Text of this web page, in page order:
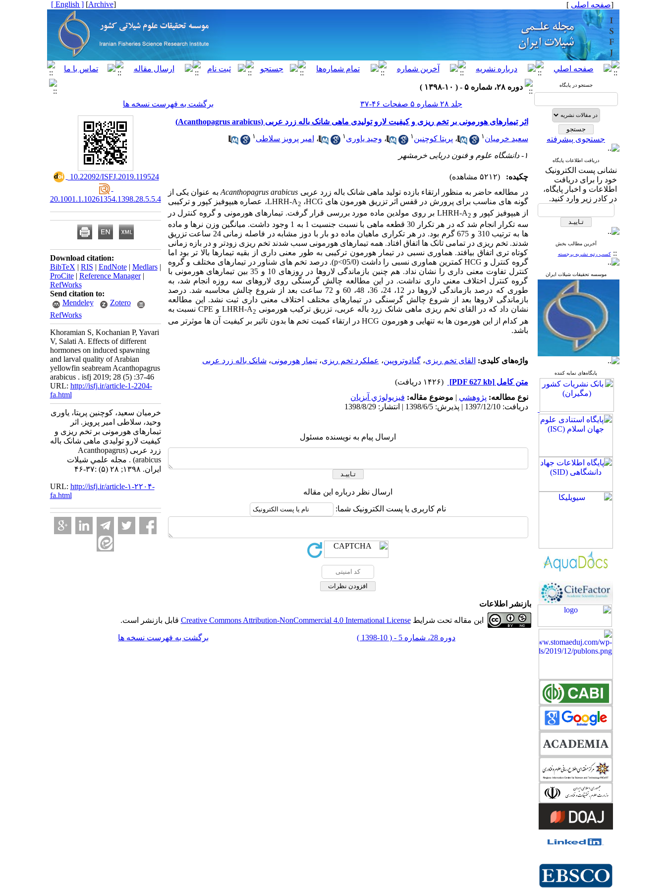
[صفحه اصلی ]
[
Archive
]
[ English ]
جستجو در پایگاه
جستجوی پیشرفته
دریافت اطلاعات پایگاه
نشانی پست الکترونیک
خود را برای دریافت
اطلاعات و اخبار پایگاه،
در کادر زیر وارد کنید.
آخرین مطالب بخش
::کسب رتبه نشریه برجسته
موسسه تحقیقات شیلات ایران
پایگاه‌های نمایه کننده
دوره ۲۸، شماره ۵ - ( ۱۰-۱۳۹۸ )
جلد ۲۸ شماره ۵ صفحات ۴۶-۳۷
برگشت به فهرست نسخه ها
اثر تیمارهای هورمونی بر تخم ریزی و کیفیت لارو تولیدی ماهی شانک باله زرد عربی (Acanthopagrus arabicus)
سعید خرمیان ۱ ، پریتا کوچنین ۱ ، وحید یاوری ۱ ، امیر پرویز سلاطی ۱
۱- دانشگاه علوم و فنون دریایی خرمشهر
چکیده:
(۵۲۱۲ مشاهده)
در مطالعه حاضر به منظور ارتقاء بازده تولید ماهی شانک باله زرد عربی Acanthopagrus arabicusبه عنوان یکی از
گونه های مناسب برای پرورش در قفس اثر تزریق هورمون های HCG، LHRH-A2
، عصاره هیپوفیز کپور و ترکیبی
از هیپوفیز کپور و
LHRH-A2
بر روی مولدین ماده مورد بررسی قرار گرفت. تیمارهای هورمونی و گروه کنترل در
سه تکرار انجام شد که در هر تکرار 30 قطعه ماهی با نسبت جنسیت 1 به 1 وجود داشت. میانگین وزن نرها و ماده
ها به ترتیب 310 و 675 گرم بود. در هر تکراری ماهیان ماده دو بار با دوز مشابه در فاصله زمانی 24 ساعت تزریق
شدند. تخم ریزی در تمامی تانک ها اتفاق افتاد. همه تیمارهای هورمونی سبب شدند تخم ریزی زودتر و در بازه زمانی
کوتاه تری اتفاق بیافتد. هماوری نسبی در تیمار هورمون ترکیبی به طور معنی داری از بقیه تیمارها بالا تر بود اما
گروه کنترل و HCG کمترین هماوری نسبی را داشت (05/0> p). درصد تخم های شناور در تیمارهای مختلف و گروه
کنترل تفاوت معنی داری را نشان نداد. هم چنین بازماندگی لاروها در روزهای 10 و 35 بین تیمارهای هورمونی با
گروه کنترل اختلاف معنی داری نداشت. در این مطالعه چالش گرسنگی روی لاروهای سه روزه انجام شد، به
طوری که درصد بازماندگی لاروها در 12، 24، 36، 48، 60 و 72 ساعت بعد از شروع چالش محاسبه شد. درصد
بازماندگی لاروها بعد از شروع چالش گرسنگی در تیمارهای مختلف اختلاف معنی داری ثبت نشد. این مطالعه
نشان داد که در القای تخم ریزی ماهی شانک زرد باله عربی، تزریق ترکیب هورمونی
LHRH-A2 و CPEنسبت به
هر کدام از این هورمون ها به تنهایی و هورمون HCGدر ارتقاء کمیت تخم ها بدون تاثیر بر کیفیت آن ها موثرتر می
باشد.
واژه‌های کلیدی: القای تخم ریزی،گنادوتروپین، عملکرد تخم ریزی،تیمار هورمونی، شانک باله زرد عربی
متن کامل[PDF 627 kb]
(۱۴۲۶ دریافت)
نوع مطالعه: پژوهشي | موضوع مقاله: فيزيولوژي آبزيان
دریافت: 1397/12/10 | پذیرش: 1398/6/5 | انتشار: 1398/8/29
ارسال پیام به نویسنده مسئول
ارسال نظر درباره این مقاله
نام کاربری یا پست الکترونیک شما:
‎ 10.22092/ISFJ.2019.119524
20.1001.1.10261354.1398.28.5.5.4
Download citation:
BibTeX | RIS | EndNote| Medlars|
ProCite| Reference Manager|
RefWorks
Send citation to:
Mendeley
Zotero
RefWorks
Khoramian S, Kochanian P, Yavari
V, Salati A. Effects of different
hormones on induced spawning
and larval quality of Arabian
yellowfin seabream Acanthopagrus
arabicus . isfj 2019; 28 (5) :37-46
URL: http://isfj.ir/article-1-2204-
fa.html
خرمیان سعید، کوچنین پریتا، یاوری
وحید، سلاطی امیر پرویز. اثر
تیمارهای هورمونی بر تخم ریزی و
کیفیت لارو تولیدی ماهی شانک باله
زرد عربی (Acanthopagrus
arabicus) . مجله علمي شيلات
ايران. ۱۳۹۸; ۲۸ (۵) :۳۷-۴۶
URL: http://isfj.ir/article-۱-۲۲۰۴-
fa.html
بازنشر اطلاعات
این مقاله تحت شرایطCreative Commons Attribution-NonCommercial 4.0 International License قابل بازنشر است.
دوره 28، شماره 5 - ( 10-1398 ) برگشت به فهرست نسخه ها